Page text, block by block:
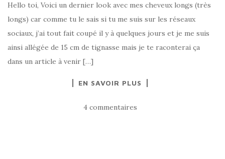
Hello toi, Voici un dernier look avec mes cheveux longs (très
longs) car comme tu le sais si tu me suis sur les réseaux
sociaux, j’ai tout fait coupé il y à quelques jours et je me suis
ainsi allégée de 15 cm de tignasse mais je te raconterai ça
dans un article à venir […]
EN SAVOIR PLUS
4 commentaires